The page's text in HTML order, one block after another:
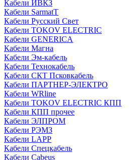
Кабели ИВКЗ
Кабели SarmatT
Кабели Русский Свет
Кабели TOKOV ELECTRIC
Кабели GENERICA
Кабели Магна
Кабели Эм-кабель
Кабели Технокабель
Кабели СКТ Псковкабель
Кабели ПАРТНЕР-ЭЛЕКТРО
Кабели WRline
Кабели TOKOV ELECTRIC КПП
Кабели КПП прочее
Кабели ЭЛПРОМ
Кабели РЭМЗ
Кабели LAPP
Кабели Спецкабель
Кабели Cabeus